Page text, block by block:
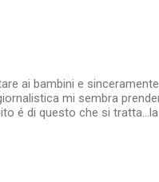
ai bambini e
mi sembra
é di questo che si